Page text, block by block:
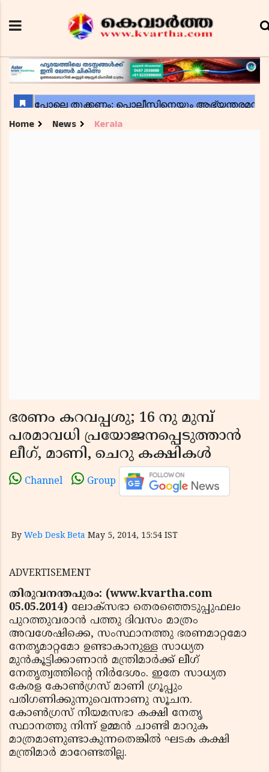
Home News Kerala
ഭരണം കറവപ്പശു; 16 നു മുമ്പ്
പരമാവധി പ്രയോജനപ്പെടുത്താന്‍
ലീഗ്, മാണി, ചെറു കക്ഷികള്‍
Channel Group
By Web Desk Beta May 5, 2014, 15:54 IST
ADVERTISEMENT
തിരുവനന്തപുരം: (www.kvartha.com
05.05.2014) ലോക്‌സഭാ തെരഞ്ഞെടുപ്പുഫലം
പുറത്തുവരാന്‍ പത്തു ദിവസം മാത്രം
അവശേഷിക്കെ, സംസ്ഥാനത്തു ഭരണമാറ്റമോ
നേതൃമാറ്റമോ ഉണ്ടാകാനുള്ള സാധ്യത
മുന്‍കൂട്ടിക്കാണാന്‍ മന്ത്രിമാര്‍ക്ക് ലീഗ്
നേതൃത്വത്തിന്റെ നിര്‍ദേശം. ഇതേ സാധ്യത
കേരള കോണ്‍ഗ്രസ് മാണി ഗ്രൂപ്പും
പരിഗണിക്കുന്നുവെന്നാണു സൂചന.
കോണ്‍ഗ്രസ് നിയമസഭാ കക്ഷി നേതൃ
സ്ഥാനത്തു നിന്ന് ഉമ്മന്‍ ചാണ്ടി മാറുക
മാത്രമാണുണ്ടാകുന്നതെങ്കില്‍ ഘടക കക്ഷി
മന്ത്രിമാര്‍ മാറേണ്ടതില്ല.